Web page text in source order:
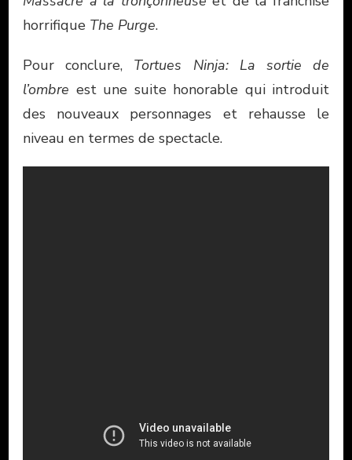
horrifique The Purge.
Pour conclure, Tortues Ninja: La sortie de
l’ombre est une suite honorable qui introduit
des nouveaux personnages et rehausse le
niveau en termes de spectacle.